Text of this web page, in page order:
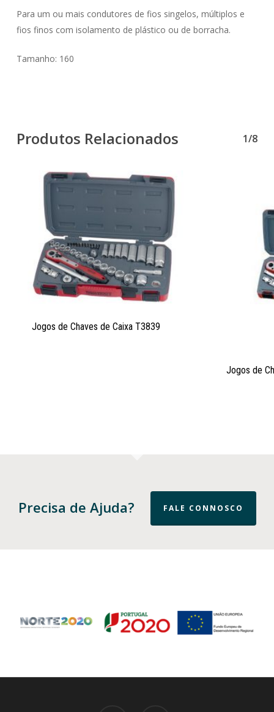
Para um ou mais condutores de fios singelos, múltiplos e
fios finos com isolamento de plástico ou de borracha.
Tamanho: 160
Produtos Relacionados 1/8
Jogos de Chaves de Caixa T3839
Jogos de
Precisa de Ajuda? FALE CONNOSCO